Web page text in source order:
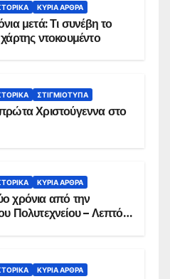
ΚΥΡΙΑ ΑΡΘΡΑ
μετά: Τι συνέβη το
1996 και ο χάρτης ντοκουμέντο
ΣΤΙΓΜΙΌΤΥΠΑ
Χριστούγεννα στο
ΚΥΡΙΑ ΑΡΘΡΑ
χρόνια από την
Πολυτεχνείου – Λεπτό
ΚΥΡΙΑ ΑΡΘΡΑ